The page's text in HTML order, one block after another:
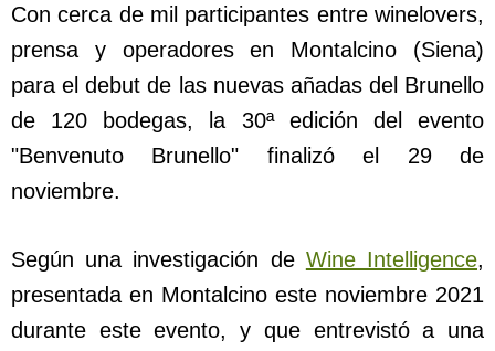
Con cerca de mil participantes entre winelovers,
prensa y operadores en Montalcino (Siena)
para el debut de las nuevas añadas del Brunello
de 120 bodegas, la 30ª edición del evento
"Benvenuto Brunello" finalizó el 29 de
noviembre.
Según una investigación de Wine Intelligence,
presentada en Montalcino este noviembre 2021
durante este evento, y que entrevistó a una